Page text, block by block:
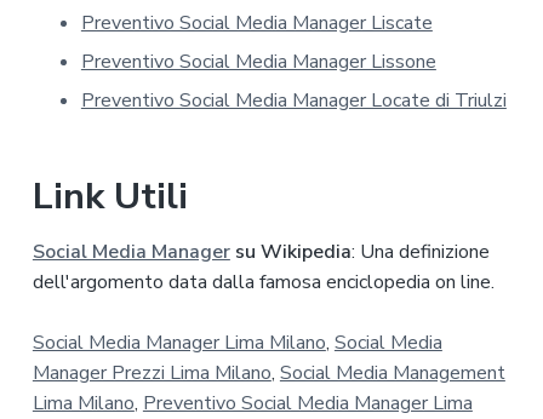
Preventivo Social Media Manager Liscate
Preventivo Social Media Manager Lissone
Preventivo Social Media Manager Locate di Triulzi
Link Utili
Social Media Managersu Wikipedia: Una definizione
dell'argomento data dalla famosa enciclopedia on line.
Social Media Manager Lima Milano, Social Media
Manager Prezzi Lima Milano, Social Media Management
Lima Milano, Preventivo Social Media Manager Lima